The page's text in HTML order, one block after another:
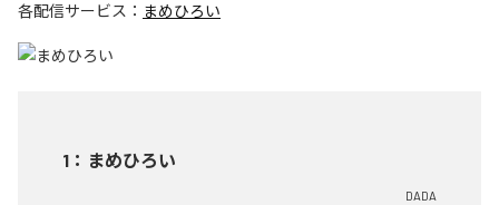
各配信サービス： まめひろい
1 ： まめひろい
DADA